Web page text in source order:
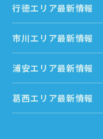
行徳エリア最新情報
市川エリア最新情報
浦安エリア最新情報
葛西エリア最新情報